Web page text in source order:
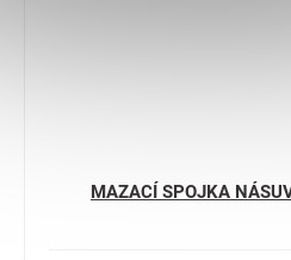
MAZACÍ SPOJKA